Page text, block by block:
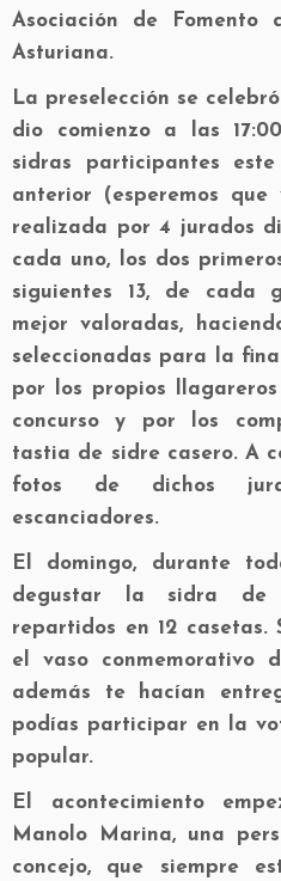
Asociación de Fomento
Asturiana.
La preselección se
dio comienzo a las
sidras participantes
anterior (esperemos
realizada por 4 jurados
cada uno, los dos
siguientes 13, de cada
mejor valoradas,
seleccionadas para la
por los propios
concurso y por los
tastia de sidre casero. A
fotos de dichos
escanciadores.
El domingo, durante
degustar la sidra de
repartidos en 12 casetas.
el vaso conmemorativo
además te hacían
podías participar en la
popular.
El acontecimiento
Manolo Marina, una
concejo, que siempre